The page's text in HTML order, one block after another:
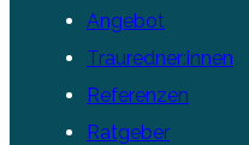
Angebot
Trauredner:innen
Referenzen
Ratgeber